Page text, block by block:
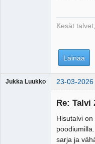
Kesät
Lainaa
Jukka Luukko 23-03-
Re: Talvi
Hisutalvi
sarja ja